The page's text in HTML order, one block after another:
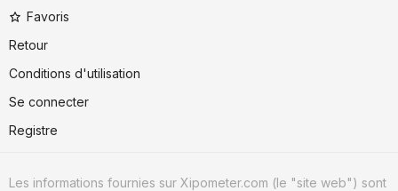
Favoris
Retour
Conditions d'utilisation
Se connecter
Registre
Les informations fournies sur Xipometer.com (le "site web") sont